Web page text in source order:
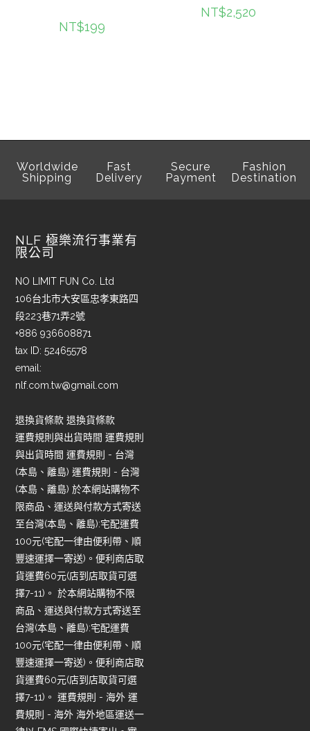
NT$199
NT$2,520
Worldwide
Shipping
Fast
Delivery
Secure
Payment
Fashion
Destination
NLF 極樂流行事業有
限公司
NO LIMIT FUN Co. Ltd
106台北市大安區忠孝東路四
段223巷71弄2號
+886 936608871
tax ID: 52465578
email:
nlf.com.tw@gmail.com
退換貨條款 退換貨條款
運費規則與出貨時間 運費規則
與出貨時間 運費規則 - 台灣
(本島、離島) 運費規則 - 台灣
(本島、離島) 於本網站購物不
限商品、運送與付款方式寄送
至台灣(本島、離島):宅配運費
100元(宅配一律由便利帶、順
豐速運擇一寄送)。便利商店取
貨運費60元(店到店取貨可選
擇7-11)。 於本網站購物不限
商品、運送與付款方式寄送至
台灣(本島、離島):宅配運費
100元(宅配一律由便利帶、順
豐速運擇一寄送)。便利商店取
貨運費60元(店到店取貨可選
擇7-11)。 運費規則 - 海外 運
費規則 - 海外 海外地區運送一